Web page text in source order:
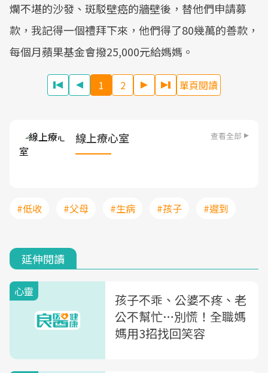
爛不堪的沙發、斑駁壁癌的牆壁後，替他們申請募
款，我記得一個禮拜下來，他們得了80幾萬的善款，
每個月蘋果基金會撥25,000元給媽媽。
1 2 單頁閱讀
線上療心室 查看全部
#低收 #父母 #生病 #孩子 #遲到
延伸閱讀
心靈
孩子不乖、公婆不疼、老
公不幫忙…別慌！全職媽
媽用3招找回笑容